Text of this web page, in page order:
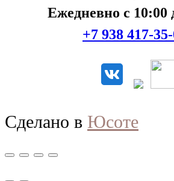
Ежедневно с 10:00
+7 938 417-
Сделано в Юсоте